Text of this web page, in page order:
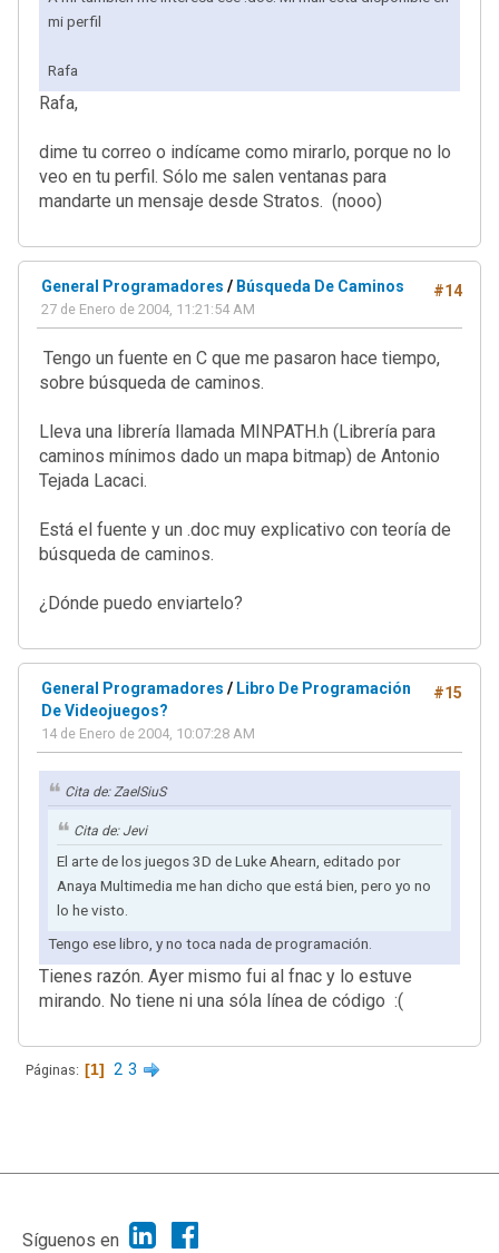
mi perfil
Rafa
Rafa,
dime tu correo o indícame como mirarlo, porque no lo
veo en tu perfil. Sólo me salen ventanas para
mandarte un mensaje desde Stratos. (nooo)
#14
General Programadores / Búsqueda De Caminos
27 de Enero de 2004, 11:21:54 AM
Tengo un fuente en C que me pasaron hace tiempo,
sobre búsqueda de caminos.
Lleva una librería llamada MINPATH.h (Librería para
caminos mínimos dado un mapa bitmap) de Antonio
Tejada Lacaci.
Está el fuente y un .doc muy explicativo con teoría de
búsqueda de caminos.
¿Dónde puedo enviartelo?
#15
General Programadores / Libro De Programación
De Videojuegos?
14 de Enero de 2004, 10:07:28 AM
Cita de: ZaelSiuS
Cita de: Jevi
El arte de los juegos 3D de Luke Ahearn, editado por
Anaya Multimedia me han dicho que está bien, pero yo no
lo he visto.
Tengo ese libro, y no toca nada de programación.
Tienes razón. Ayer mismo fui al fnac y lo estuve
mirando. No tiene ni una sóla línea de código :(
Páginas 1 2 3
Síguenos en